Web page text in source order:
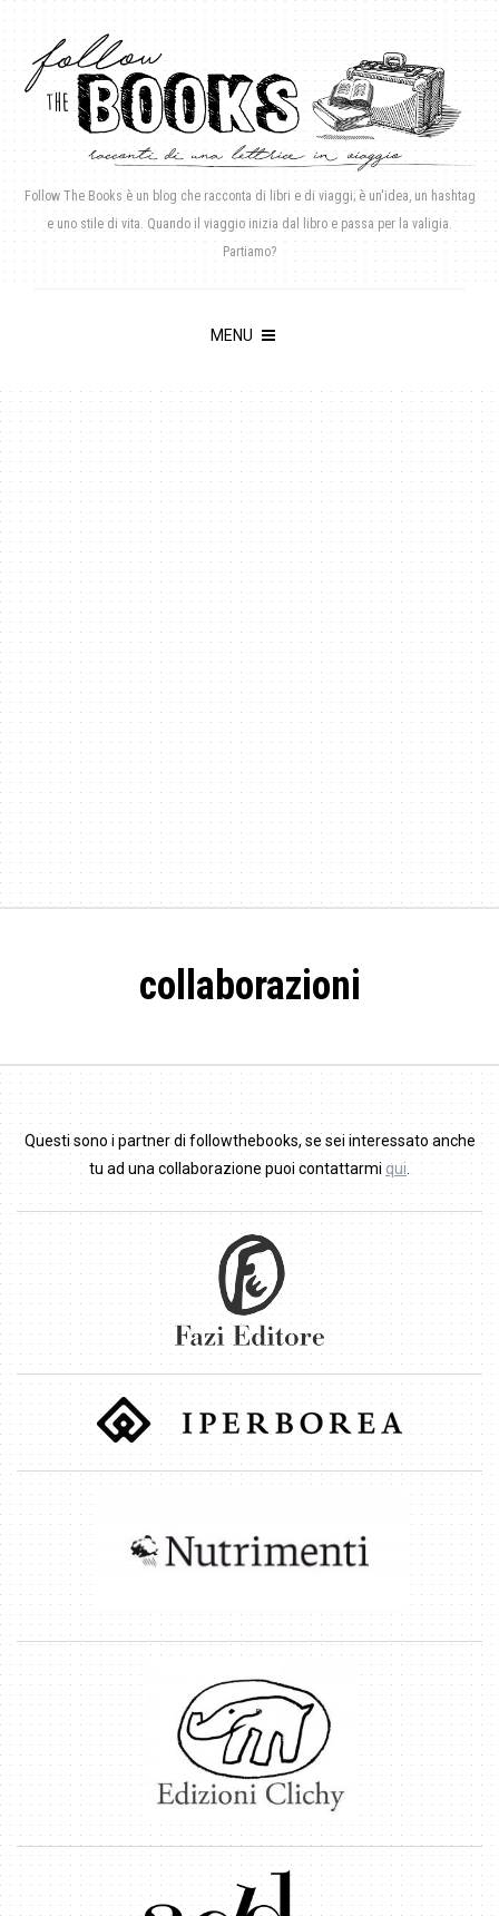
Follow The Books è un blog che racconta di libri e di viaggi; è un'idea, un hashtag
e uno stile di vita. Quando il viaggio inizia dal libro e passa per la valigia.
Partiamo?
MENU
collaborazioni
Questi sono i partner di followthebooks, se sei interessato anche
tu ad una collaborazione puoi contattarmi qui